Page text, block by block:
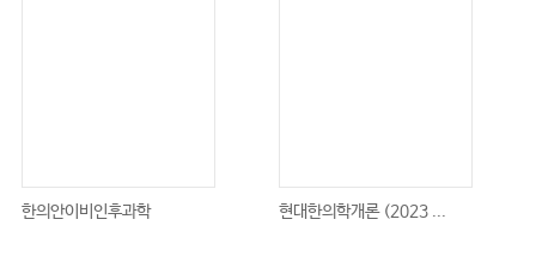
담도암 455
한의안이비인후과학 현대한의학개론 (2023 ...